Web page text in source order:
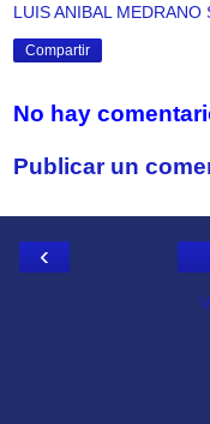
LUIS ANIBAL MEDRANO
Compartir
No hay
Publicar un
‹